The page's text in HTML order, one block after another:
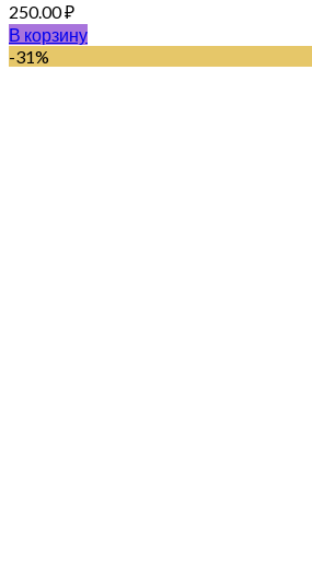
250.00₽
В корзину
-31%